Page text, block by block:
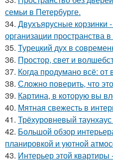
семьи в Петербурге.
34. Двухъярусные корзинки
организации пространства
35. Турецкий дух в
36. Простор, свет и
37. Когда продумано всё: от
38. Сложно поверить, что
39. Картина, в которую вы
40. Мятная свежесть в
41. Трёхуровневый
42. Большой обзор
планировкой и уютной
43. Интерьер этой квартиры